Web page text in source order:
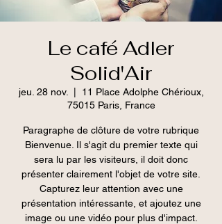
Le café Adler
Solid'Air
jeu. 28 nov.
11 Place Adolphe Chérioux,
75015 Paris, France
Paragraphe de clôture de votre rubrique
Bienvenue. Il s'agit du premier texte qui
sera lu par les visiteurs, il doit donc
présenter clairement l'objet de votre site.
Capturez leur attention avec une
présentation intéressante, et ajoutez une
image ou une vidéo pour plus d'impact.